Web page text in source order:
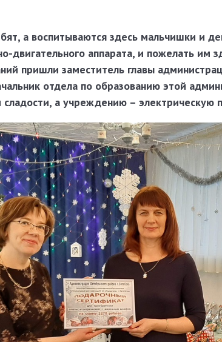
а воспитываются здесь мальчишки и
двигательного аппарата, и пожелать им
пришли заместитель главы
отдела по образованию этой
а учреждению – электрическую